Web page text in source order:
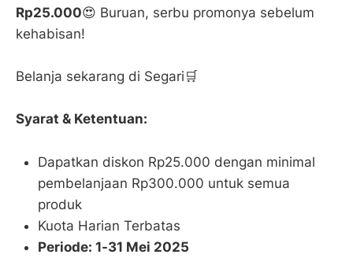
Rp25.000😍 Buruan, serbu promonya sebelum
kehabisan!
Belanja sekarang di Segari🛒
Syarat & Ketentuan:
Dapatkan diskon Rp25.000 dengan minimal
pembelanjaan Rp300.000 untuk semua
produk
Kuota Harian Terbatas
Periode: 1-31 Mei 2025